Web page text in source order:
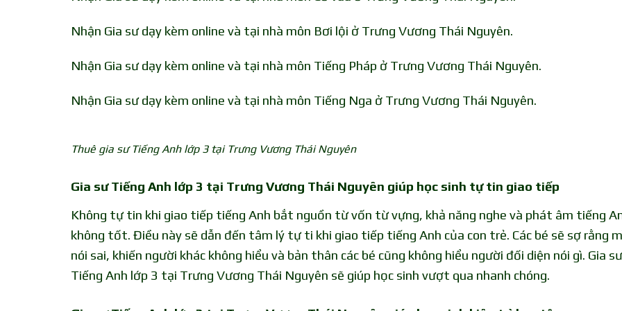
Nhận Gia sư dạy kèm online và tại nhà môn Bơi lội ở Trưng Vương Thái Nguyên.
Nhận Gia sư dạy kèm online và tại nhà môn Tiếng Pháp ở Trưng Vương Thái Nguyên.
Nhận Gia sư dạy kèm online và tại nhà môn Tiếng Nga ở Trưng Vương Thái Nguyên.
Thuê gia sư Tiếng Anh lớp 3 tại Trưng Vương Thái Nguyên
Gia sư Tiếng Anh lớp 3 tại Trưng Vương Thái Nguyên giúp học sinh tự tin giao tiếp
Không tự tin khi giao tiếp tiếng Anh bắt nguồn từ vốn từ vựng, khả năng nghe và phát âm tiếng
không tốt. Điều này sẽ dẫn đến tâm lý tự ti khi giao tiếp tiếng Anh của con trẻ. Các bé sẽ sợ rằng
nói sai, khiến người khác không hiểu và bản thân các bé cũng không hiểu người đối diện nói gì. Gia sư
Tiếng Anh lớp 3 tại Trưng Vương Thái Nguyên sẽ giúp học sinh vượt qua nhanh chóng.